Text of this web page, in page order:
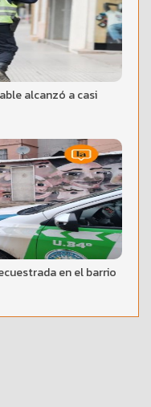
alcanzó a casi
en el barrio